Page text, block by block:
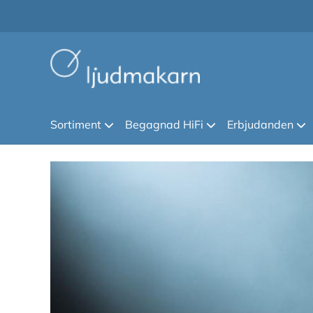
Sortiment Begagnad HiFi Erbjudanden